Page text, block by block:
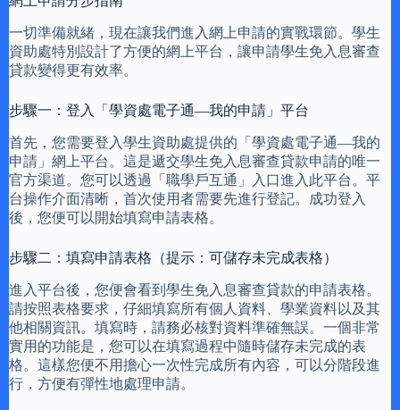
一切準備就緒，現在讓我們進入網上申請的實戰環節。學生
資助處特別設計了方便的網上平台，讓申請學生免入息審查
貸款變得更有效率。
步驟一：登入「學資處電子通—我的申請」平台
首先，您需要登入學生資助處提供的「學資處電子通—我的
申請」網上平台。這是遞交學生免入息審查貸款申請的唯一
官方渠道。您可以透過「職學戶互通」入口進入此平台。平
台操作介面清晰，首次使用者需要先進行登記。成功登入
後，您便可以開始填寫申請表格。
步驟二：填寫申請表格（提示：可儲存未完成表格）
進入平台後，您便會看到學生免入息審查貸款的申請表格。
請按照表格要求，仔細填寫所有個人資料、學業資料以及其
他相關資訊。填寫時，請務必核對資料準確無誤。一個非常
實用的功能是，您可以在填寫過程中隨時儲存未完成的表
格。這樣您便不用擔心一次性完成所有內容，可以分階段進
行，方便有彈性地處理申請。